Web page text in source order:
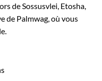
de Sossusvlei, Etosha,
de Palmwag, où vous